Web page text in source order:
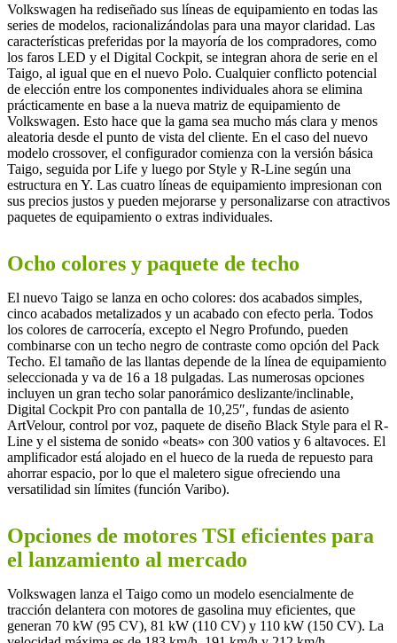
Volkswagen ha rediseñado sus líneas de equipamiento en todas las
series de modelos, racionalizándolas para una mayor claridad. Las
características preferidas por la mayoría de los compradores, como
los faros LED y el Digital Cockpit, se integran ahora de serie en el
Taigo, al igual que en el nuevo Polo. Cualquier conflicto potencial
de elección entre los componentes individuales ahora se elimina
prácticamente en base a la nueva matriz de equipamiento de
Volkswagen. Esto hace que la gama sea mucho más clara y menos
aleatoria desde el punto de vista del cliente. En el caso del nuevo
modelo crossover, el configurador comienza con la versión básica
Taigo, seguida por Life y luego por Style y R-Line según una
estructura en Y. Las cuatro líneas de equipamiento impresionan con
sus precios justos y pueden mejorarse y personalizarse con atractivos
paquetes de equipamiento o extras individuales.
Ocho colores y paquete de techo
El nuevo Taigo se lanza en ocho colores: dos acabados simples,
cinco acabados metalizados y un acabado con efecto perla. Todos
los colores de carrocería, excepto el Negro Profundo, pueden
combinarse con un techo negro de contraste como opción del Pack
Techo. El tamaño de las llantas depende de la línea de equipamiento
seleccionada y va de 16 a 18 pulgadas. Las numerosas opciones
incluyen un gran techo solar panorámico deslizante/inclinable,
Digital Cockpit Pro con pantalla de 10,25″, fundas de asiento
ArtVelour, control por voz, paquete de diseño Black Style para el R-
Line y el sistema de sonido «beats» con 300 vatios y 6 altavoces. El
amplificador está alojado en el hueco de la rueda de repuesto para
ahorrar espacio, por lo que el maletero sigue ofreciendo una
versatilidad sin límites (función Varibo).
Opciones de motores TSI eficientes para
el lanzamiento al mercado
Volkswagen lanza el Taigo como un modelo esencialmente de
tracción delantera con motores de gasolina muy eficientes, que
generan 70 kW (95 CV), 81 kW (110 CV) y 110 kW (150 CV). La